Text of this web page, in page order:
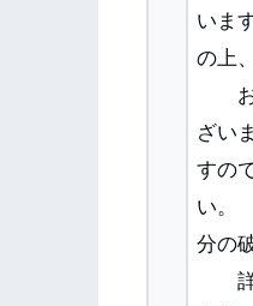
いま
の上
お
ざい
すの
い。
分の
詳